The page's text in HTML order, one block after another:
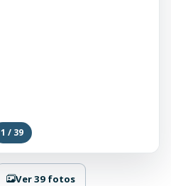
1 / 39
Ver 39 fotos